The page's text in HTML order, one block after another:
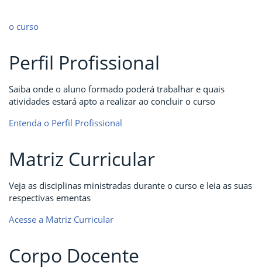
o curso
Perfil Profissional
Saiba onde o aluno formado poderá trabalhar e quais
atividades estará apto a realizar ao concluir o curso
Entenda o Perfil Profissional
Matriz Curricular
Veja as disciplinas ministradas durante o curso e leia as suas
respectivas ementas
Acesse a Matriz Curricular
Corpo Docente